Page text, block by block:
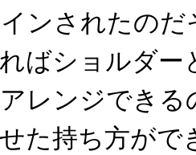
ンされたの
ばショルダ
レンジでき
た持ち方がで